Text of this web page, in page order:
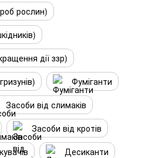
рослин)
дії ззр)
Фуміганти
Засоби від слимаків
Засоби від кротів
Десиканти